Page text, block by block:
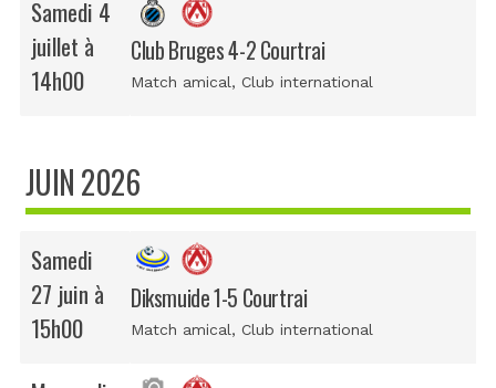
Samedi 4
juillet à
14h00
Club Bruges 4-2 Courtrai
Match amical, Club international
JUIN 2026
Samedi
27 juin à
15h00
Diksmuide 1-5 Courtrai
Match amical, Club international